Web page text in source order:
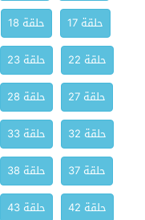
حلقة 17
حلقة 18
حلقة 22
حلقة 23
حلقة 27
حلقة 28
حلقة 32
حلقة 33
حلقة 37
حلقة 38
حلقة 42
حلقة 43